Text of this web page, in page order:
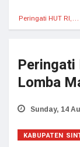
Peringati HUT RI,…
Peringati
Lomba
Sunday, 14
KABUPATEN